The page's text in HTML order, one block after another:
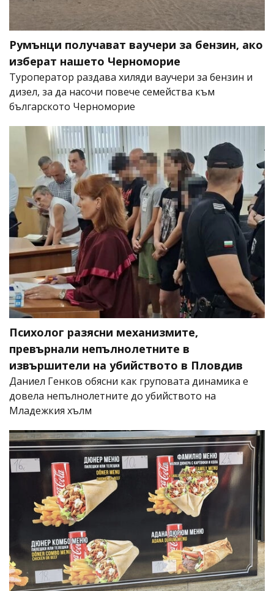
Румънци получават ваучери за бензин, ако
изберат нашето Черноморие
Туроператор раздава хиляди ваучери за бензин и
дизел, за да насочи повече семейства към
българското Черноморие
Психолог разясни механизмите,
превърнали непълнолетните в
извършители на убийството в Пловдив
Даниел Генков обясни как груповата динамика е
довела непълнолетните до убийството на
Младежкия хълм